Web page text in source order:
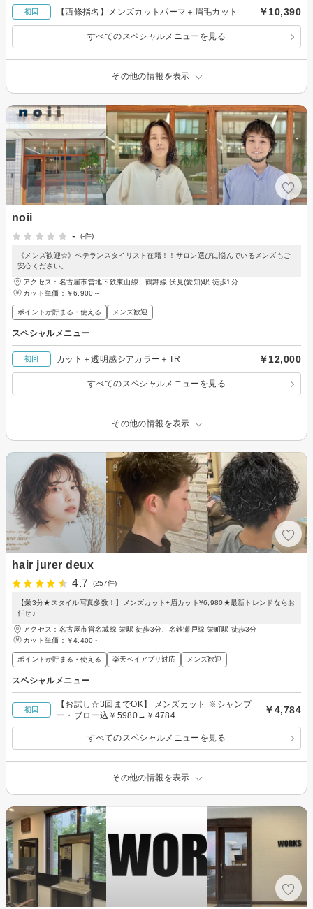
初回 【西條指名】メンズカットパーマ＋眉毛カット ￥10,390
すべてのスペシャルメニューを見る
その他の情報を表示
noii
-
(-件)
《メンズ歓迎☆》ベテランスタイリスト在籍！！サロン選びに悩んでいるメンズもご
安心ください。
アクセス：名古屋市営地下鉄東山線、鶴舞線 伏見(愛知)駅 徒歩1分
カット単価： ￥6,900～
ポイントが貯まる・使える メンズ歓迎
スペシャルメニュー
初回 カット＋透明感シアカラー＋TR ￥12,000
すべてのスペシャルメニューを見る
その他の情報を表示
hair jurer deux
4.7
(257件)
【栄3分★スタイル写真多数！】メンズカット+眉カット¥6,980★最新トレンドならお
任せ♪
アクセス：名古屋市営名城線 栄駅 徒歩3分、名鉄瀬戸線 栄町駅 徒歩3分
カット単価： ￥4,400～
ポイントが貯まる・使える 楽天ペイアプリ対応 メンズ歓迎
スペシャルメニュー
初回
【お試し☆3回までOK】 メンズカット ※シャンプ
ー・ブロー込￥5980→￥4784
￥4,784
すべてのスペシャルメニューを見る
その他の情報を表示